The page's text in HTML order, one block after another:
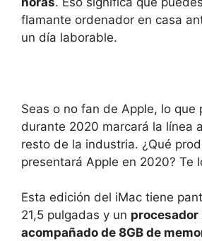
flamante ordenador en casa
un día laborable.
Seas o no fan de Apple, lo que
durante 2020 marcará la línea
resto de la industria. ¿Qué
presentará Apple en 2020? Te
Esta edición del iMac tiene
21,5 pulgadas y un procesador
acompañado de 8GB de